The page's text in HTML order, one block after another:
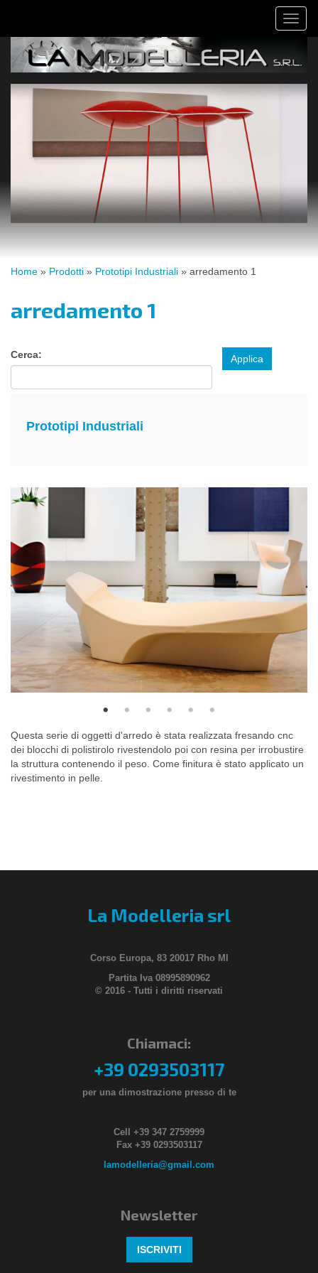
contenuto
principale
Tu
qui
Home » Prodotti » Prototipi Industriali » arredamento 1
arredamento 1
Cerca: Applica
Prototipi Industriali
Questa serie di oggetti d'arredo è stata realizzata fresando cnc
dei blocchi di polistirolo rivestendolo poi con resina per irrobustire
la struttura contenendo il peso. Come finitura è stato applicato un
rivestimento in pelle.
La Modelleria srl
Corso Europa, 83 20017 Rho MI
Partita Iva 08995890962
© 2016 - Tutti i diritti riservati
Chiamaci:
+39 0293503117
per una dimostrazione presso di te
Cell +39 347 2759999
Fax +39 0293503117
lamodelleria@gmail.com
Newsletter
ISCRIVITI